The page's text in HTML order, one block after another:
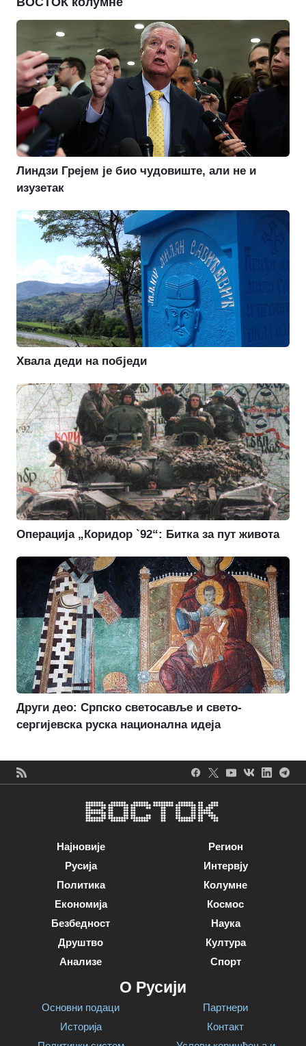
Линдзи Грејем је био чудовиште, али не и
изузетак
Хвала деди на побједи
Операција „Коридор `92“: Битка за пут живота
Други део: Српско светосавље и свето-
сергијевска руска национална идеја
Најновије
Русија
Политика
Економија
Безбедност
Друштво
Анализе
Регион
Интервју
Колумне
Космос
Наука
Култура
Спорт
О Русији
Основни подаци
Историја
Партнери
Контакт